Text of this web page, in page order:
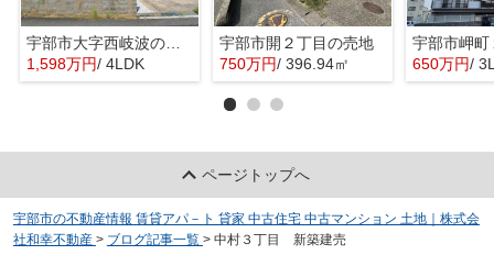
宇部市大字西岐波の中古一戸建
1,598万円/ 4LDK
宇部市開２丁目の売地
750万円/ 396.94㎡ 650万円/
ページトップへ
宇部市の不動産情報 賃貸アパ－ト 貸家 中古住宅 中古マンション 土地｜株式会
社和幸不動産 > ブログ記事一覧 > 中村３丁目 新築建売